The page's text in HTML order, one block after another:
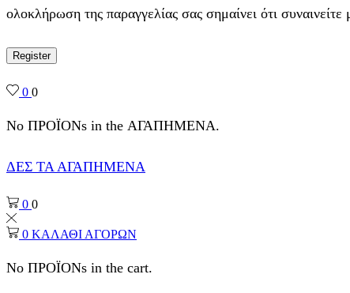
ολοκλήρωση της παραγγελίας σας σημαίνει ότι συναινείτε
Register
0 0
No ΠΡΟΪΟΝs in the ΑΓΑΠΗΜΕΝΑ.
ΔΕΣ ΤΑ ΑΓΑΠΗΜΕΝΑ
0 0
0 ΚΑΛΑΘΙ ΑΓΟΡΩΝ
No ΠΡΟΪΟΝs in the cart.